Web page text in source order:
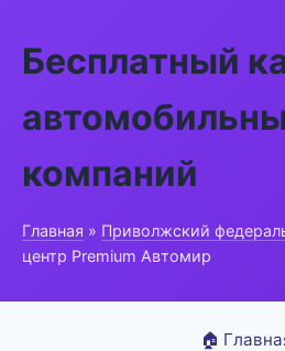
Бесплатный
компаний
Главная » Приволжский
центр Premium Автомир
🏠